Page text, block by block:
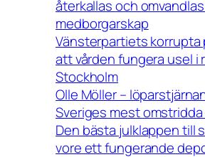
återkallas och
medborgarskap
Vänsterpartiets korrupta
att vården fungera usel i
Stockholm
Olle Möller –
Sveriges mest
Den bästa julklappen till
vore ett fungerande